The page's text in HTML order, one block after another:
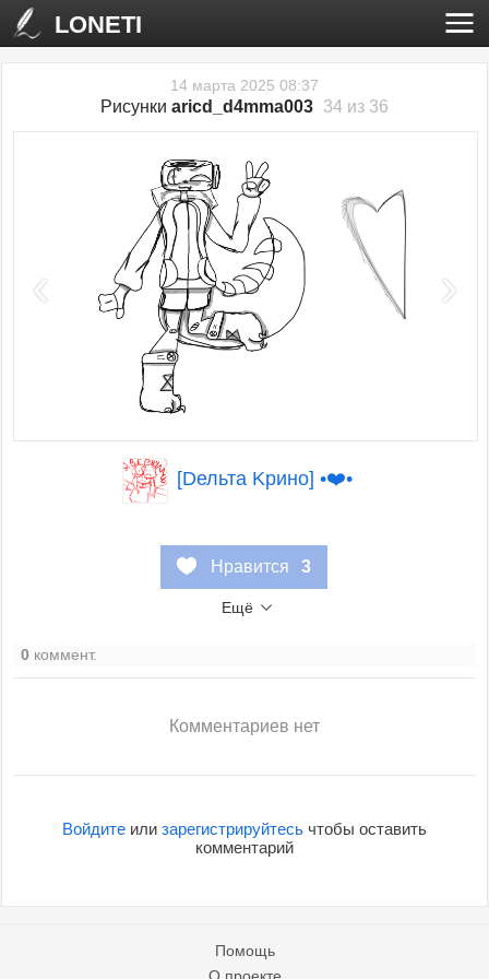
LONETI
14 марта 2025 08:37
Рисунки aricd_d4mma003 34 из 36
‹ ›
[Dельтa Kринo] •❤️•
Нравится 3
Ещё
0 коммент.
Комментариев нет
Войдитеили зарегистрируйтесьчтобы оставить
комментарий
Помощь